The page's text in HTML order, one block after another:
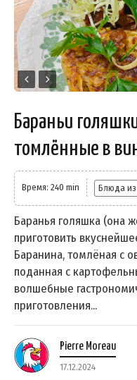
Бараньи
томлённые в
Время: 240 min Блюда
Баранья голяшка (она
приготовить
Баранина, томлёная с
поданная с
волшебные
приготовления...
Pierre Moreau
17.12.2024